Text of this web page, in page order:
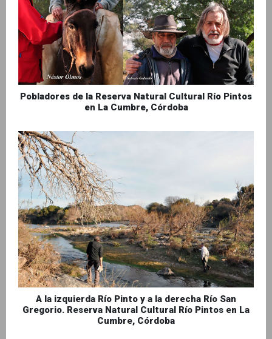
Pobladores de la Reserva Natural Cultural Río Pintos
en La Cumbre, Córdoba
A la izquierda Río Pinto y a la derecha Río San
Gregorio. Reserva Natural Cultural Río Pintos en La
Cumbre, Córdoba